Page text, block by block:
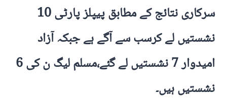
سرکاری نتائج کے مطابق پیپلز پارٹی 10
نشستیں لے کرسب سے آگے ہے جبکہ آزاد
امیدوار 7 نشستیں لے گئے،مسلم لیگ ن کی 6
نشستیں ہیں۔